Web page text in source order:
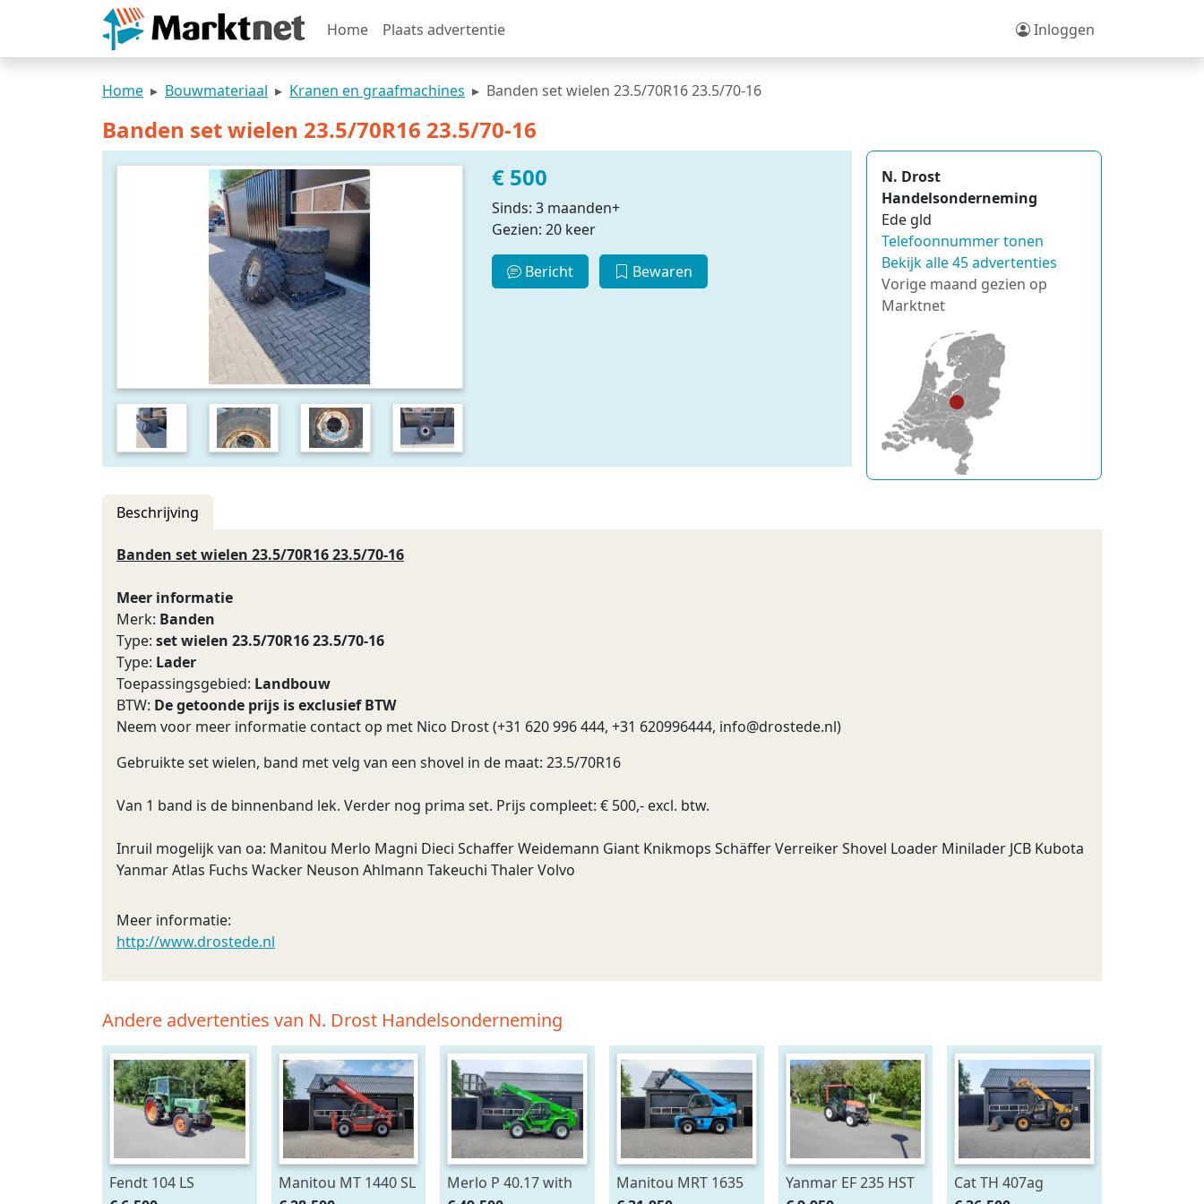
Home Plaats advertentie Inloggen
Home Bouwmateriaal Kranen en graafmachines Banden set wielen 23.5/70R16 23.5/70-16
Banden set wielen 23.5/70R16 23.5/70-16
€ 500
Sinds: 3 maanden+
Gezien: 20 keer
Bericht Bewaren
N. Drost
Handelsonderneming
Ede gld
Telefoonnummer tonen
Bekijk alle 45 advertenties
Vorige maand gezien op
Marktnet
Beschrijving
Banden set wielen 23.5/70R16 23.5/70-16
Meer informatie
Merk: Banden
Type: set wielen 23.5/70R16 23.5/70-16
Type: Lader
Toepassingsgebied: Landbouw
BTW: De getoonde prijs is exclusief BTW
Neem voor meer informatie contact op met Nico Drost (+31 620 996 444, +31 620996444, info@drostede.nl)
Gebruikte set wielen, band met velg van een shovel in de maat: 23.5/70R16
Van 1 band is de binnenband lek. Verder nog prima set. Prijs compleet: € 500,- excl. btw.
Inruil mogelijk van oa: Manitou Merlo Magni Dieci Schaffer Weidemann Giant Knikmops Schäffer Verreiker Shovel Loader Minilader JCB Kubota
Yanmar Atlas Fuchs Wacker Neuson Ahlmann Takeuchi Thaler Volvo
Meer informatie:
http://www.drostede.nl
Andere advertenties van N. Drost Handelsonderneming
Fendt 104 LS
Manitou MT 1440 SL
Merlo P 40.17 with
Manitou MRT 1635
Yanmar EF 235 HST
Cat TH 407ag